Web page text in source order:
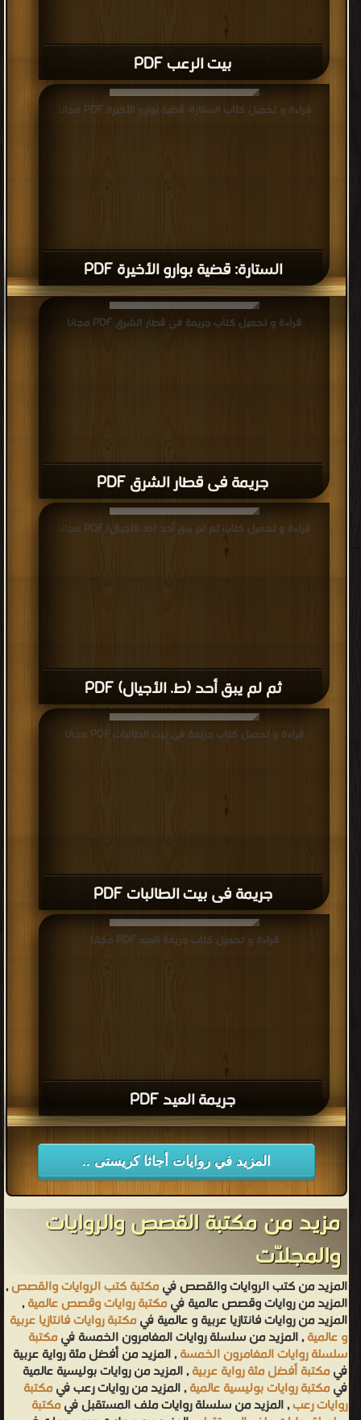
بيت الرعب PDF
الستارة: قضية بوارو الأخيرة PDF
قراءة و تحميل كتاب الستارة: قضية بوارو الأخيرة PDF مجانا
جريمة فى قطار الشرق PDF
قراءة و تحميل كتاب جريمة فى قطار الشرق PDF مجانا
ثم لم يبق أحد (ط. الأجيال) PDF
قراءة و تحميل كتاب ثم لم يبق أحد (ط. الأجيال) PDF مجانا
جريمة فى بيت الطالبات PDF
قراءة و تحميل كتاب جريمة فى بيت الطالبات PDF مجانا
جريمة العيد PDF
قراءة و تحميل كتاب جريمة العيد PDF مجانا
المزيد في روايات أجاثا كريستى ..
مزيد من مكتبة القصص والروايات
والمجلّات
المزيد من كتب الروايات والقصص فيمكتبة كتب الروايات والقصص,
المزيد من روايات وقصص عالمية فيمكتبة روايات وقصص عالمية,
المزيد من روايات فانتازيا عربية و عالمية فيمكتبة روايات فانتازيا عربية
و عالمية, المزيد من سلسلة روايات المغامرون الخمسة فيمكتبة
سلسلة روايات المغامرون الخمسة, المزيد من أفضل مئة رواية عربية
فيمكتبة أفضل مئة رواية عربية, المزيد من روايات بوليسية عالمية
فيمكتبة روايات بوليسية عالمية, المزيد من روايات رعب فيمكتبة
روايات رعب, المزيد من سلسلة روايات ملف المستقبل فيمكتبة